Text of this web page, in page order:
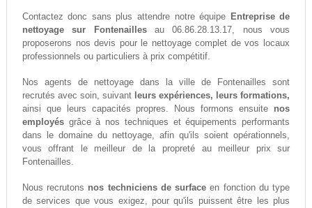
Contactez donc sans plus attendre notre équipe Entreprise de
nettoyage sur Fontenaillesau 06.86.28.13.17, nous vous
proposerons nos devis pour le nettoyage complet de vos locaux
professionnels ou particuliers à prix compétitif.
Nos agents de nettoyage dans la ville de Fontenailles sont
recrutés avec soin, suivant leurs expériences, leurs formations,
ainsi que leurs capacités propres. Nous formons ensuite nos
employésgrâce à nos techniques et équipements performants
dans le domaine du nettoyage, afin qu'ils soient opérationnels,
vous offrant le meilleur de la propreté au meilleur prix sur
Fontenailles.
Nous recrutons nos techniciens de surface en fonction du type
de services que vous exigez, pour qu'ils puissent être les plus